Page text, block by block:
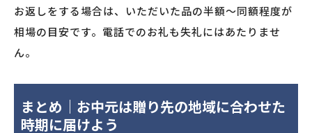
お返しをする場合は、いただいた品の半額〜同額程度が
相場の目安です。電話でのお礼も失礼にはあたりませ
ん。
まとめ｜お中元は贈り先の地域に合わせた
時期に届けよう